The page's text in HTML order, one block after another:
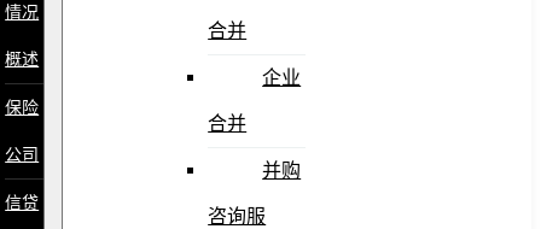
情况
概述
保险
公司
信贷
合并
企业
合并
并购
咨询服